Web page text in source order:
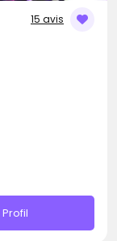
15 avis
Profil